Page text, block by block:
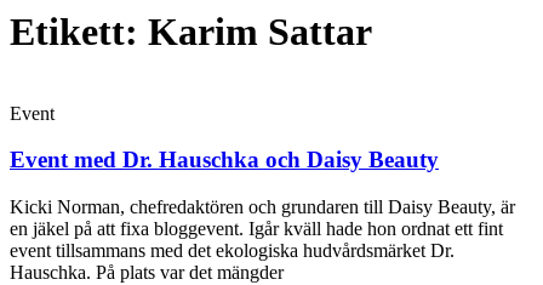
Etikett: Karim Sattar
Event
Event med Dr. Hauschka och Daisy Beauty
Kicki Norman, chefredaktören och grundaren till Daisy Beauty, är
en jäkel på att fixa bloggevent. Igår kväll hade hon ordnat ett fint
event tillsammans med det ekologiska hudvårdsmärket Dr.
Hauschka. På plats var det mängder